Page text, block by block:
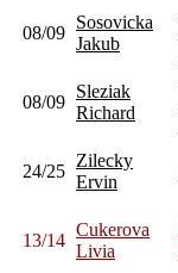
08/09
Sosovicka
Jakub
08/09
Sleziak
Richard
24/25
Zilecky
Ervin
13/14
Cukerova
Livia